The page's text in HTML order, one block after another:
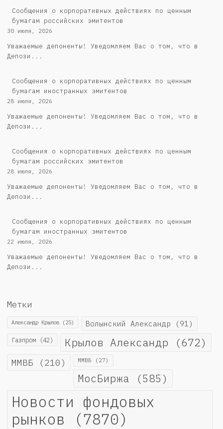
Cообщения о корпоративных действиях по ценным
бумагам российских эмитентов
30 июля, 2026
Уважаемые депоненты! Уведомляем Вас о том, что в
Депози...
Сообщения о корпоративных действиях по ценным
бумагам иностранных эмитентов
28 июля, 2026
Уважаемые депоненты! Уведомляем Вас о том, что в
Депози...
Cообщения о корпоративных действиях по ценным
бумагам российских эмитентов
28 июля, 2026
Уважаемые депоненты! Уведомляем Вас о том, что в
Депози...
Сообщения о корпоративных действиях по ценным
бумагам иностранных эмитентов
22 июля, 2026
Уважаемые депоненты! Уведомляем Вас о том, что в
Депози...
Метки
Александр Крылов (25) Волынский Александр (91)
Газпром (42) Крылов Александр (672)
ММВБ (210) ММВБ (27)
МосБиржа (585)
Новости фондовых
рынков (7870)